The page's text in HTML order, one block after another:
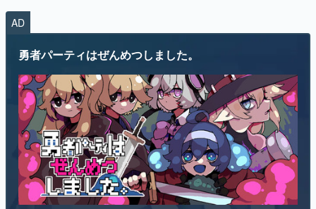
AD
勇者パーティはぜんめつしました。